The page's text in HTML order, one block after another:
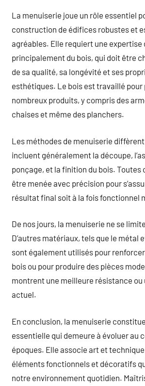
La menuiserie joue un rôle essentiel
construction de édifices robustes et
agréables. Elle requiert une expertise
principalement du bois, qui doit être
de sa qualité, sa longévité et ses
esthétiques. Le bois est travaillé pour
nombreux produits, y compris des
chaises et même des planchers.
Les méthodes de menuiserie
incluent généralement la découpe,
ponçage, et la finition du bois. Toutes
être menée avec précision pour
résultat final soit à la fois fonctionnel
De nos jours, la menuiserie ne se
D’autres matériaux, tels que le métal
sont également utilisés pour
bois ou pour produire des pièces
montrent une meilleure résistance ou
actuel.
En conclusion, la menuiserie
essentielle qui demeure à évoluer au
époques. Elle associe art et
éléments fonctionnels et décoratifs
notre environnement quotidien.